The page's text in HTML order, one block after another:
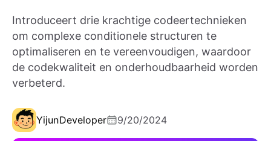
Introduceert drie krachtige codeertechnieken
om complexe conditionele structuren te
optimaliseren en te vereenvoudigen, waardoor
de codekwaliteit en onderhoudbaarheid worden
verbeterd.
YijunDeveloper 9/20/2024